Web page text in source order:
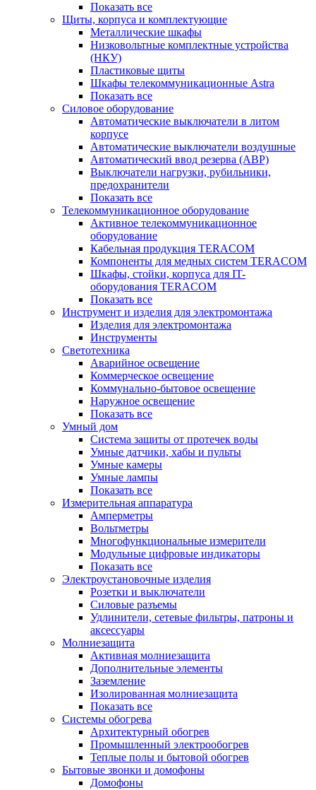
Показать все
Щиты, корпуса и комплектующие
Металлические шкафы
Низковольтные комплектные устройства
(НКУ)
Пластиковые щиты
Шкафы телекоммуникационные Astra
Показать все
Силовое оборудование
Автоматические выключатели в литом
корпусе
Автоматические выключатели воздушные
Автоматический ввод резерва (АВР)
Выключатели нагрузки, рубильники,
предохранители
Показать все
Телекоммуникационное оборудование
Активное телекоммуникационное
оборудование
Кабельная продукция TERACOM
Компоненты для медных систем TERACOM
Шкафы, стойки, корпуса для IT-
оборудования TERACOM
Показать все
Инструмент и изделия для электромонтажа
Изделия для электромонтажа
Инструменты
Светотехника
Аварийное освещение
Коммерческое освещение
Коммунально-бытовое освещение
Наружное освещение
Показать все
Умный дом
Система защиты от протечек воды
Умные датчики, хабы и пульты
Умные камеры
Умные лампы
Показать все
Измерительная аппаратура
Амперметры
Вольтметры
Многофункциональные измерители
Модульные цифровые индикаторы
Показать все
Электроустановочные изделия
Розетки и выключатели
Силовые разъемы
Удлинители, сетевые фильтры, патроны и
аксессуары
Молниезащита
Активная молниезащита
Дополнительные элементы
Заземление
Изолированная молниезащита
Показать все
Системы обогрева
Архитектурный обогрев
Промышленный электрообогрев
Теплые полы и бытовой обогрев
Бытовые звонки и домофоны
Домофоны